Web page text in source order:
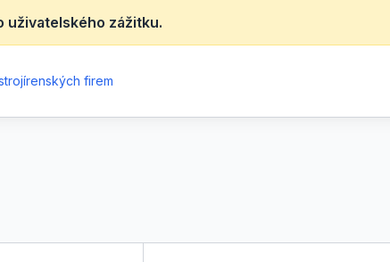
uživatelského zážitku.
firem